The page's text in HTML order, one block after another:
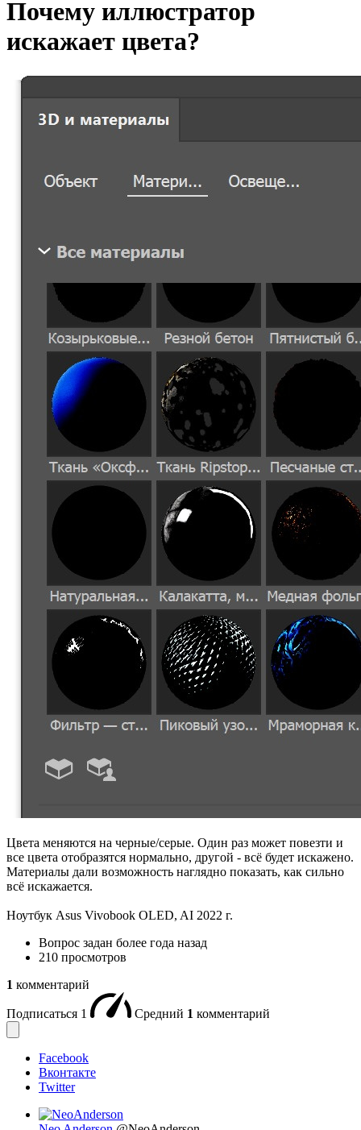
Почему иллюстратор
искажает цвета?
Цвета меняются на черные/серые. Один раз может повезти и
все цвета отобразятся нормально, другой - всё будет искажено.
Материалы дали возможность наглядно показать, как сильно
всё искажается.
Ноутбук Asus Vivobook OLED, AI 2022 г.
Вопрос задан более года назад
210 просмотров
1 комментарий
Подписаться 1 Средний 1 комментарий
Facebook
Вконтакте
Twitter